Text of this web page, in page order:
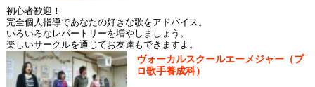
初心者歓迎！
完全個人指導であなたの好きな歌をアドバイス。
いろいろなレパートリーを増やしましょう。
楽しいサークルを通じてお友達もできますよ。
ヴォーカルスクールエーメジャー（プ
ロ歌手養成科）